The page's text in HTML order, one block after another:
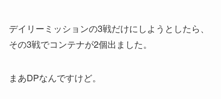
デイリーミッションの3戦だけにしようとしたら、
その3戦でコンテナが2個出ました。
まあDPなんですけど。